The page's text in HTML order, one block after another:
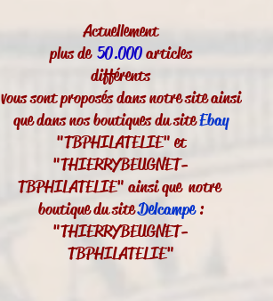
Actuellement
plus de50.000articles
différents
vous sont proposés dans notre site ainsi
que dans nos boutiques du siteEbay
"TBPHILATELIE" et
"THIERRYBEUGNET-
TBPHILATELIE" ainsi que notre
boutique du siteDelcampe:
"THIERRYBEUGNET-
TBPHILATELIE"